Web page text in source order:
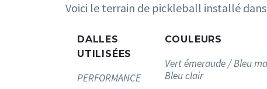
Voici le terrain de pickleball installé
DALLES
UTILISÉES
PERFORMANCE
COULEURS
Vert émeraude / Bleu
Bleu clair